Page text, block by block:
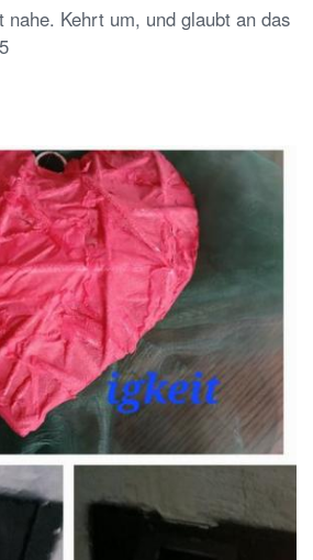
nahe. Kehrt um, und glaubt an das